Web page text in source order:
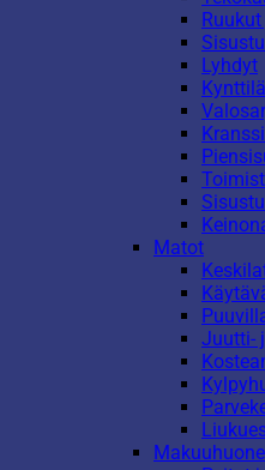
Lyhdyt
Matot
Juutti-
Makuuhuone